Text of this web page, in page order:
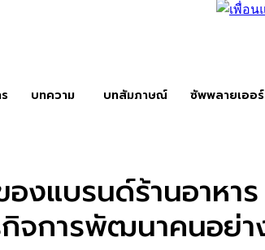
บทความ บทสัมภาษณ์ ซัพพลายเออร์
องแบรนด์ร้านอาห
จการพัฒนาคนอย่